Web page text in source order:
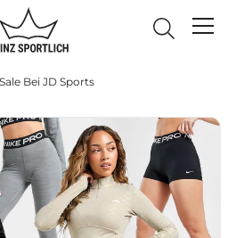
Bei JD Sports